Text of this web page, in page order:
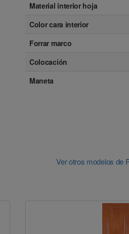
Material interior hoja
Color cara interior
Forrar marco
Colocación
Maneta
Ver otros modelos de